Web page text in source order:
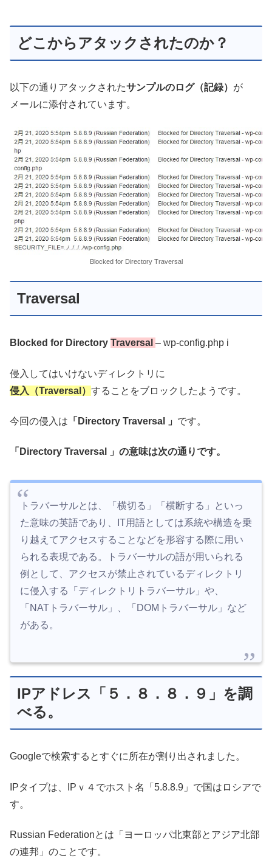
どこからアタックされたのか？
以下の通りアタックされたサンプルのログ（記録） が
メールに添付されています。
Blocked for Directory Traversal
Traversal
Blocked for Directory Traversal – wp-config.php i
侵入してはいけないディレクトリに
侵入（Traversal） することをブロックしたようです。
今回の侵入は 「Directory Traversal 」 です。
「Directory Traversal 」の意味は次の通りです。
トラバーサルとは、「横切る」「横断する」といっ
た意味の英語であり、IT用語としては系統や構造を乗
り越えてアクセスすることなどを形容する際に用い
られる表現である。トラバーサルの語が用いられる
例として、アクセスが禁止されているディレクトリ
に侵入する「ディレクトリトラバーサル」や、
「NATトラバーサル」、「DOMトラバーサル」など
がある。
IPアドレス「５．８．８．９」を調
べる。
Googleで検索するとすぐに所在が割り出されました。
IPタイプは、IPｖ４でホスト名「5.8.8.9」で国はロシアで
す。
Russian Federationとは「ヨーロッパ北東部とアジア北部
の連邦」のことです。